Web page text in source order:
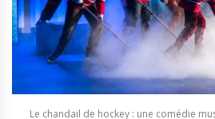
Le chandail de hockey : une comédie